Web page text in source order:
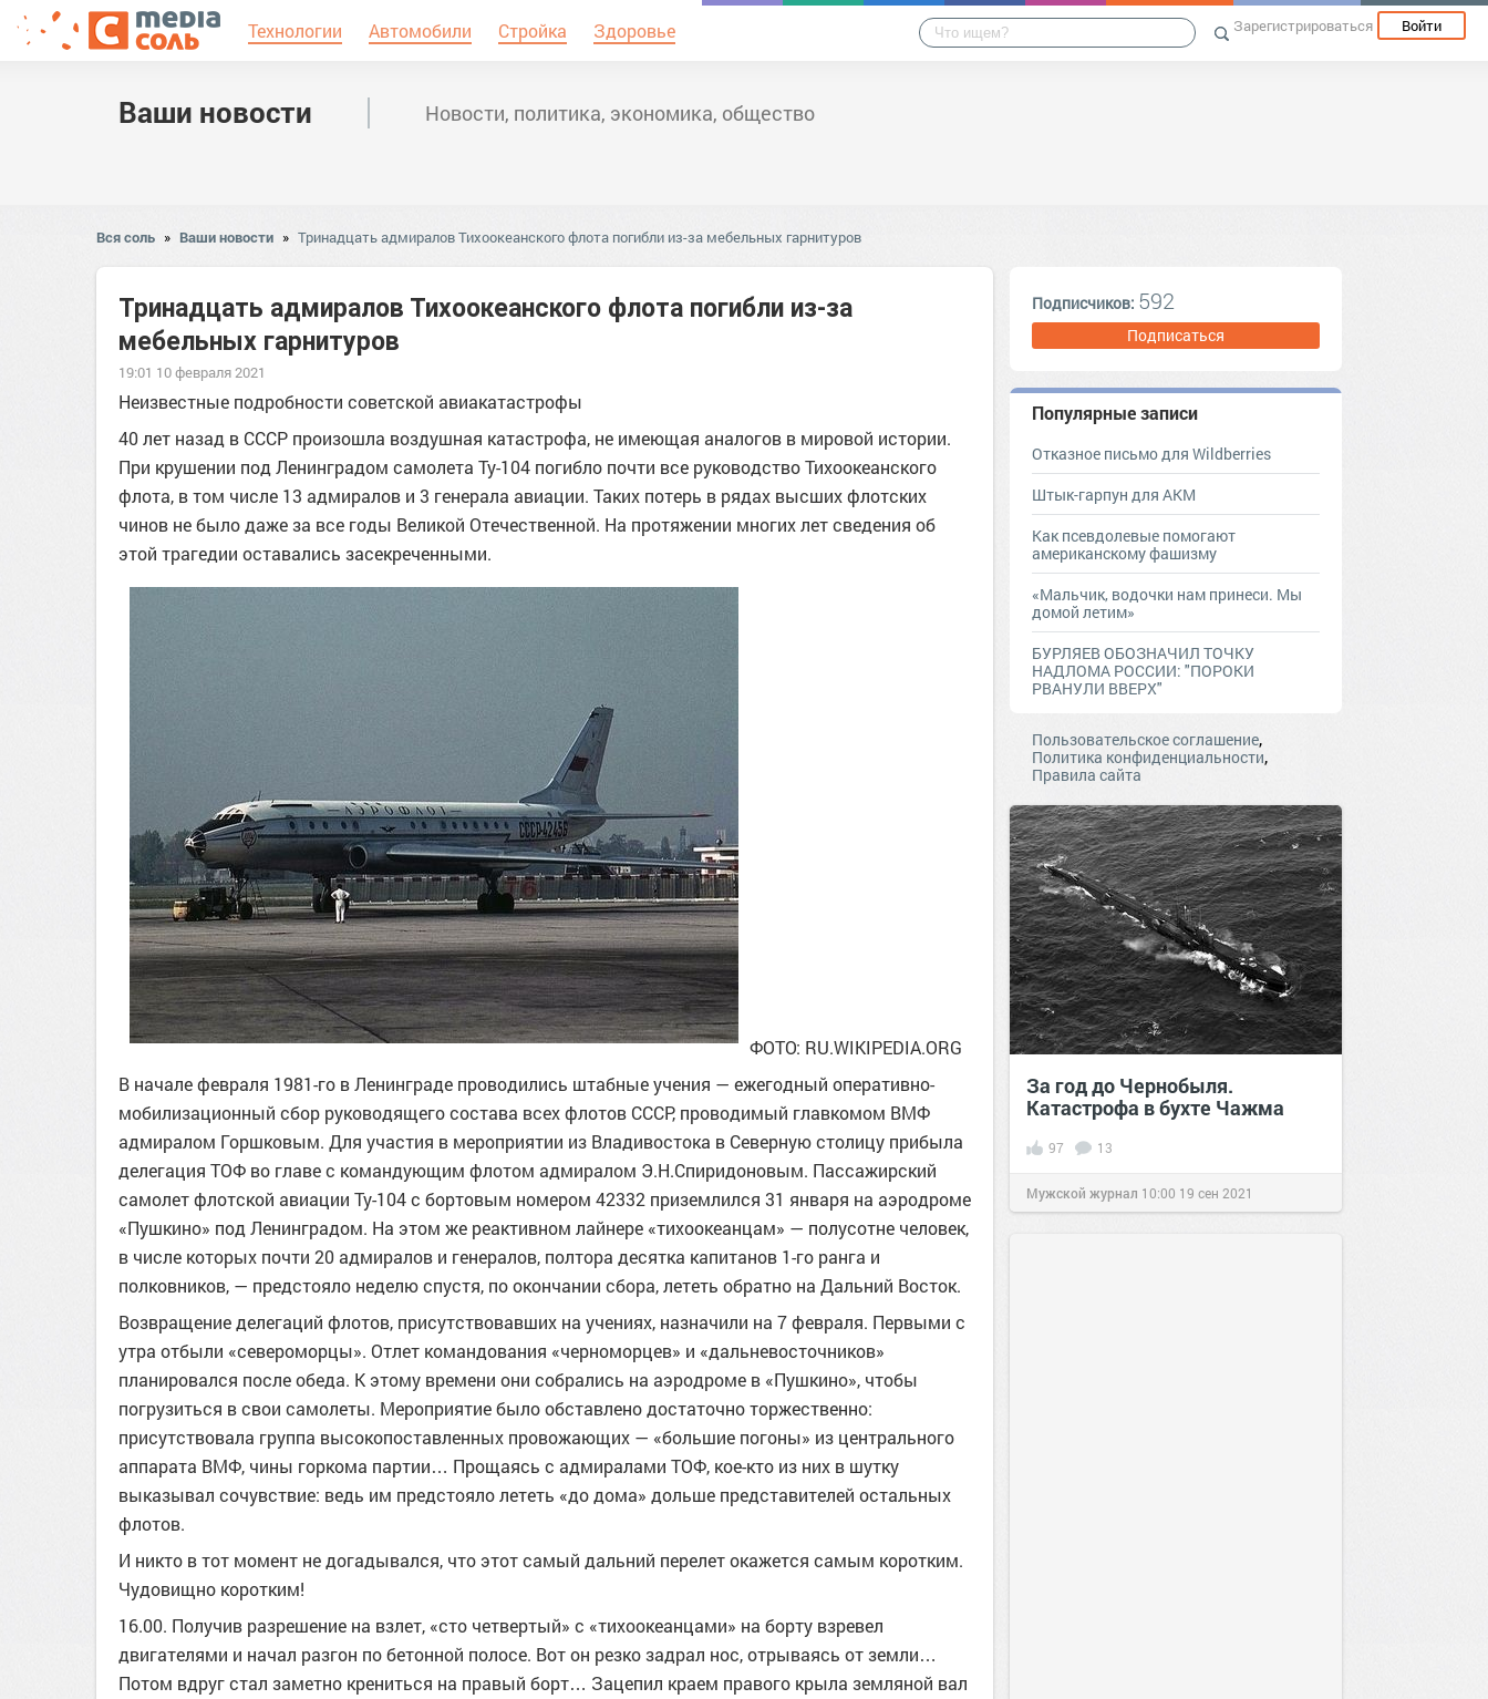
Технологии Автомобили Стройка Здоровье Зарегистрироваться Войти
Ваши новости Новости, политика, экономика, общество
Вся соль » Ваши новости » Тринадцать адмиралов Тихоокеанского флота погибли из-за мебельных гарнитуров
Тринадцать адмиралов Тихоокеанского флота погибли из-за
мебельных гарнитуров
19:01 10 февраля 2021
Неизвестные подробности советской авиакатастрофы
40 лет назад в СССР произошла воздушная катастрофа, не имеющая аналогов в мировой истории.
При крушении под Ленинградом самолета Ту-104 погибло почти все руководство Тихоокеанского
флота, в том числе 13 адмиралов и 3 генерала авиации. Таких потерь в рядах высших флотских
чинов не было даже за все годы Великой Отечественной. На протяжении многих лет сведения об
этой трагедии оставались засекреченными.
ФОТО: RU.WIKIPEDIA.ORG
В начале февраля 1981-го в Ленинграде проводились штабные учения — ежегодный оперативно-
мобилизационный сбор руководящего состава всех флотов СССР, проводимый главкомом ВМФ
адмиралом Горшковым. Для участия в мероприятии из Владивостока в Северную столицу прибыла
делегация ТОФ во главе с командующим флотом адмиралом Э.Н.Спиридоновым. Пассажирский
самолет флотской авиации Ту-104 с бортовым номером 42332 приземлился 31 января на аэродроме
«Пушкино» под Ленинградом. На этом же реактивном лайнере «тихоокеанцам» — полусотне человек,
в числе которых почти 20 адмиралов и генералов, полтора десятка капитанов 1-го ранга и
полковников, — предстояло неделю спустя, по окончании сбора, лететь обратно на Дальний Восток.
Возвращение делегаций флотов, присутствовавших на учениях, назначили на 7 февраля. Первыми с
утра отбыли «североморцы». Отлет командования «черноморцев» и «дальневосточников»
планировался после обеда. К этому времени они собрались на аэродроме в «Пушкино», чтобы
погрузиться в свои самолеты. Мероприятие было обставлено достаточно торжественно:
присутствовала группа высокопоставленных провожающих — «большие погоны» из центрального
аппарата ВМФ, чины горкома партии… Прощаясь с адмиралами ТОФ, кое-кто из них в шутку
выказывал сочувствие: ведь им предстояло лететь «до дома» дольше представителей остальных
флотов.
И никто в тот момент не догадывался, что этот самый дальний перелет окажется самым коротким.
Чудовищно коротким!
16.00. Получив разрешение на взлет, «сто четвертый» с «тихоокеанцами» на борту взревел
двигателями и начал разгон по бетонной полосе. Вот он резко задрал нос, отрываясь от земли…
Потом вдруг стал заметно крениться на правый борт… Зацепил краем правого крыла земляной вал
Подписчиков: 592
Подписаться
Популярные записи
Отказное письмо для Wildberries
Штык-гарпун для АКМ
Как псевдолевые помогают
американскому фашизму
«Мальчик, водочки нам принеси. Мы
домой летим»
БУРЛЯЕВ ОБОЗНАЧИЛ ТОЧКУ
НАДЛОМА РОССИИ: "ПОРОКИ
РВАНУЛИ ВВЕРХ"
Пользовательское соглашение,
Политика конфиденциальности,
Правила сайта
За год до Чернобыля.
Катастрофа в бухте Чажма
97 13
Мужской журнал 10:00 19 сен 2021